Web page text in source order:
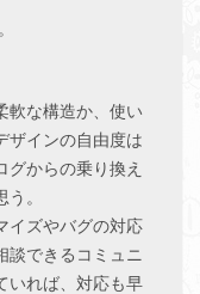
な構造か、使い
ザインの自由度は
からの乗り換え
。
イズやバグの対応
談できるコミュニ
いれば、対応も早